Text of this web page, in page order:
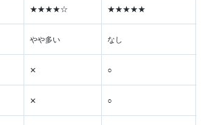
★★★★☆ ★★★★★
やや多い なし
✕ ○
✕ ○